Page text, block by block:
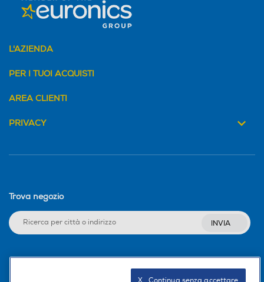
L'AZIENDA
PER I TUOI ACQUISTI
AREA CLIENTI
PRIVACY
Trova negozio
INVIA